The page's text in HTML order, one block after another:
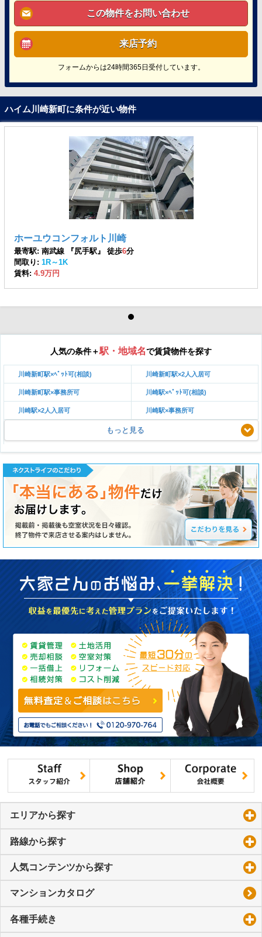
この物件をお問い合わせ
来店予約
フォームからは24時間365日受付しています。
ハイム川崎新町に条件が近い物件
ホーユウコンフォルト川崎
最寄駅: 南武線 『尻手駅』 徒歩6分
間取り: 1R～1K
賃料: 4.9万円
人気の条件＋駅・地域名で賃貸物件を探す
川崎新町駅×ﾍﾟｯﾄ可(相談) 川崎新町駅×2人入居可
川崎新町駅×事務所可 川崎駅×ﾍﾟｯﾄ可(相談)
川崎駅×2人入居可 川崎駅×事務所可
もっと見る
エリアから探す
路線から探す
人気コンテンツから探す
マンションカタログ
各種手続き